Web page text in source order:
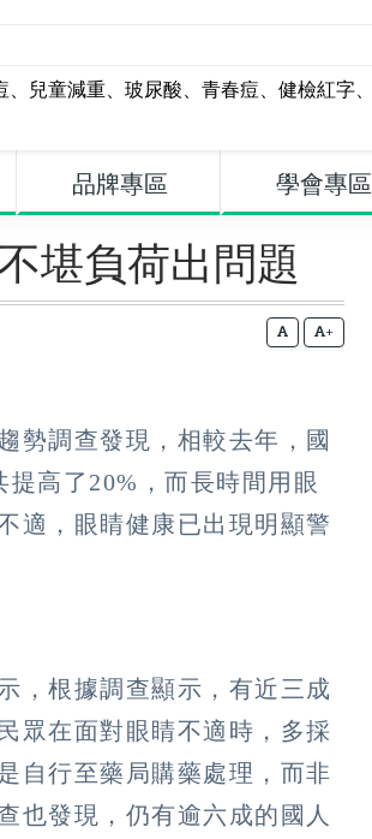
、 兒童減重、 玻尿酸、 青春痘、 健檢紅字、
品牌專區 學會專區
堪負荷出問題
+
勢調查發現，相較去年，國
高了20%，而長時間用眼
適，眼睛健康已出現明顯警
，根據調查顯示，有近三成
眾在面對眼睛不適時，多採
自行至藥局購藥處理，而非
也發現，仍有逾六成的國人